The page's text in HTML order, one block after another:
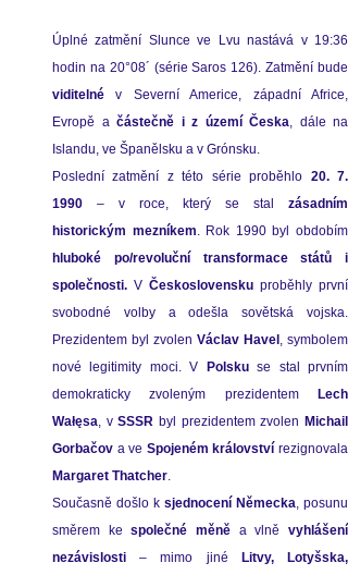
Úplné zatmění Slunce ve Lvu nastává v 19:36
viditelné v Severní Americe, západní Africe,
Evropě a částečně i z území Česka , dále na
Islandu, ve Španělsku a v Grónsku.
Poslední zatmění z této série proběhlo 20. 7.
1990 – v roce, který se stal zásadním
historickým mezníkem
hluboké po/revoluční transformace států i
společnosti. V Československu proběhly první
svobodné volby a odešla sovětská vojska.
Prezidentem byl zvolen Václav Havel , symbolem
nové legitimity moci. V Polsku se stal prvním
demokraticky zvoleným prezidentem Lech
Wałęsa , v SSSR byl prezidentem zvolen Michail
Gorbačov a ve Spojeném království
Margaret Thatcher
Současně došlo k sjednocení Německa , posunu
směrem ke společné měně a vlně vyhlášení
nezávislosti – mimo jiné Litvy, Lotyšska,